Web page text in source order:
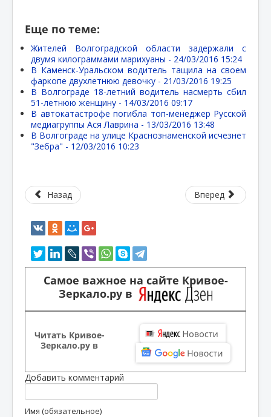
Еще по теме:
Жителей Волгоградской области задержали с
двумя килограммами марихуаны - 24/03/2016 15:24
В Каменск-Уральском водитель тащила на своем
фаркопе двухлетнюю девочку - 21/03/2016 19:25
В Волгограде 18-летний водитель насмерть сбил
51-летнюю женщину - 14/03/2016 09:17
В автокатастрофе погибла топ-менеджер Русской
медиагруппы Ася Лаврина - 13/03/2016 13:48
В Волгограде на улице Краснознаменской исчезнет
"Зебра" - 12/03/2016 10:23
Назад Вперед
Самое важное на сайте Кривое-
Зеркало.ру в
Читать Кривое-
Зеркало.ру в
Добавить комментарий
Имя (обязательное)